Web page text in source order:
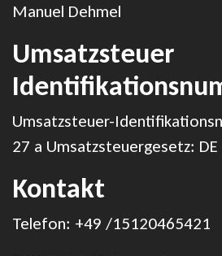
Manuel Dehmel
Umsatzsteuer
Umsatzsteuer-
27 a Umsatzsteuergesetz:
Kontakt
Telefon: +49 /15120465421